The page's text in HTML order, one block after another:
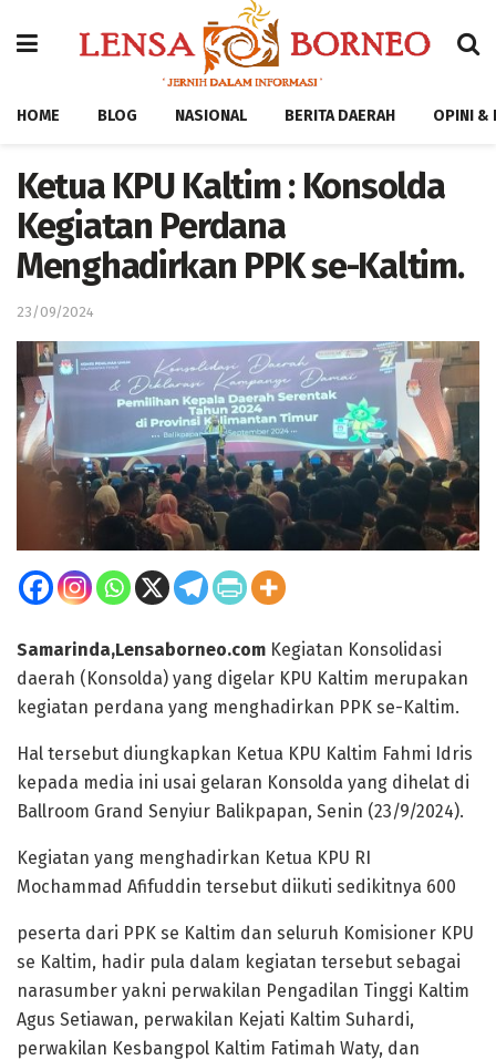
HOME BLOG NASIONAL BERITA DAERAH OPINI &
Ketua KPU Kaltim : Konsolda
Kegiatan Perdana
Menghadirkan PPK se-Kaltim.
23/09/2024
Samarinda,Lensaborneo.com Kegiatan Konsolidasi
daerah (Konsolda) yang digelar KPU Kaltim merupakan
kegiatan perdana yang menghadirkan PPK se-Kaltim.
Hal tersebut diungkapkan Ketua KPU Kaltim Fahmi Idris
kepada media ini usai gelaran Konsolda yang dihelat di
Ballroom Grand Senyiur Balikpapan, Senin (23/9/2024).
Kegiatan yang menghadirkan Ketua KPU RI
Mochammad Afifuddin tersebut diikuti sedikitnya 600
peserta dari PPK se Kaltim dan seluruh Komisioner KPU
se Kaltim, hadir pula dalam kegiatan tersebut sebagai
narasumber yakni perwakilan Pengadilan Tinggi Kaltim
Agus Setiawan, perwakilan Kejati Kaltim Suhardi,
perwakilan Kesbangpol Kaltim Fatimah Waty, dan